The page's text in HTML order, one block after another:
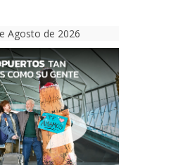
Agosto de 2026